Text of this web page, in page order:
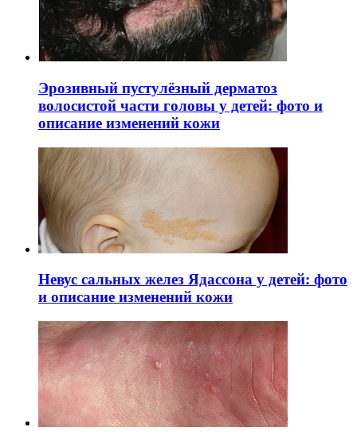
Эрозивный пустулёзный дерматоз
волосистой части головы у детей: фото и
описание изменений кожи
Невус сальных желез Ядассона у детей: фото
и описание изменений кожи